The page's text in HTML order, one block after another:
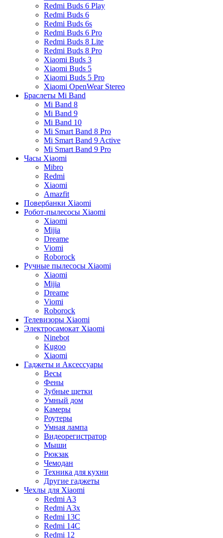
Redmi Buds 6 Play
Redmi Buds 6
Redmi Buds 6s
Redmi Buds 6 Pro
Redmi Buds 8 Lite
Redmi Buds 8 Pro
Xiaomi Buds 3
Xiaomi Buds 5
Xiaomi Buds 5 Pro
Xiaomi OpenWear Stereo
Браслеты Mi Band
Mi Band 8
Mi Band 9
Mi Band 10
Mi Smart Band 8 Pro
Mi Smart Band 9 Active
Mi Smart Band 9 Pro
Часы Xiaomi
Mibro
Redmi
Xiaomi
Amazfit
Повербанки Xiaomi
Робот-пылесосы Xiaomi
Xiaomi
Mijia
Dreame
Viomi
Roborock
Ручные пылесосы Xiaomi
Xiaomi
Mijia
Dreame
Viomi
Roborock
Телевизоры Xiaomi
Электросамокат Xiaomi
Ninebot
Kugoo
Xiaomi
Гаджеты и Аксессуары
Весы
Фены
Зубные щетки
Умный дом
Камеры
Роутеры
Умная лампа
Видеорегистратор
Мыши
Рюкзак
Чемодан
Техника для кухни
Другие гаджеты
Чехлы для Xiaomi
Redmi A3
Redmi A3x
Redmi 13C
Redmi 14C
Redmi 12